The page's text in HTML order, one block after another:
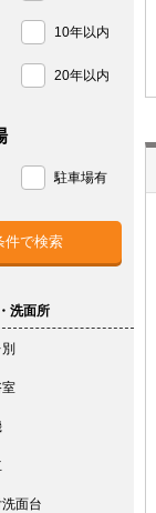
10年以内
20年以内
駐車場有
洗面所
面台